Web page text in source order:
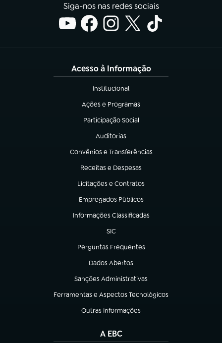
Siga-nos nas redes sociais
Acesso à Informação
Institucional
(abre em nova aba)
Ações e Programas
(abre em nova aba)
Participação Social
(abre em nova aba)
Auditorias
(abre em nova aba)
Convênios e Transferências
(abre em nova aba)
Receitas e Despesas
(abre em nova aba)
Licitações e Contratos
(abre em nova aba)
Empregados Públicos
(abre em nova aba)
Informações Classificadas
(abre em nova aba)
SIC
(abre em nova aba)
Perguntas Frequentes
(abre em nova aba)
Dados Abertos
(abre em nova aba)
Sanções Administrativas
(abre em nova aba)
Ferramentas e Aspectos Tecnológicos
(abre em nova aba)
Outras Informações
(abre em nova aba)
A EBC